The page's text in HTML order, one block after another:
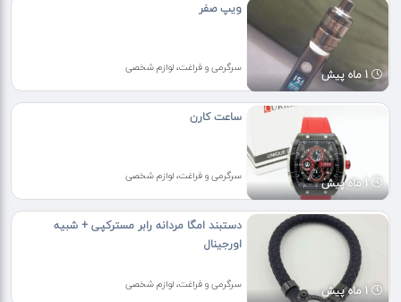
1 ماه پیش
ویپ صفر
سرگرمی و فراغت، لوازم شخصی
1 ماه پیش
ساعت کارن
سرگرمی و فراغت، لوازم شخصی
1 ماه پیش
دستبند امگا مردانه رابر مسترکپی + شبیه
اورجینال
سرگرمی و فراغت، لوازم شخصی